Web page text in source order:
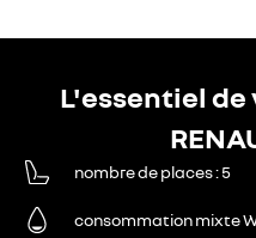
L'essentiel de
nombre de places 5
consommation mixte